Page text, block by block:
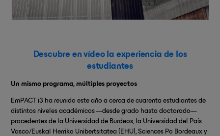
Descubre en vídeo la experiencia de los
estudiantes
Un mismo programa, múltiples proyectos
EmPACT i3 ha reunido este año a cerca de cuarenta estudiantes de
distintos niveles académicos —desde grado hasta doctorado—
procedentes de la Universidad de Burdeos, la Universidad del País
Vasco/Euskal Herriko Unibertsitatea (EHU), Sciences Po Bordeaux y